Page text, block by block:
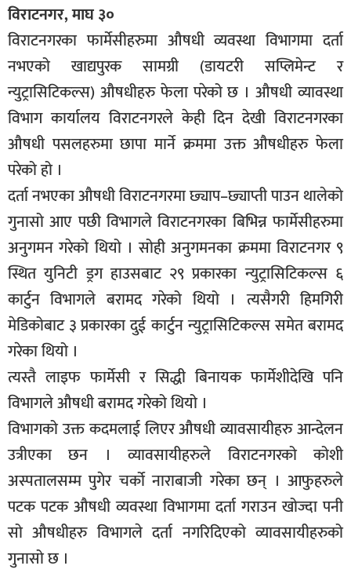
विराटनगर, माघ ३०
विराटनगरका फार्मेसीहरुमा औषधी व्यवस्था विभागमा दर्ता
नभएको खाद्यपुरक सामग्री (डायटरी सप्लिमेन्ट र
न्युट्रासिटिकल्स) औषधीहरु फेला परेको छ । औषधी व्यावस्था
विभाग कार्यालय विराटनगरले केही दिन देखी विराटनगरका
औषधी पसलहरुमा छापा मार्ने क्रममा उक्त औषधीहरु फेला
परेको हो ।
दर्ता नभएका औषधी विराटनगरमा छ्याप–छ्याप्ती पाउन थालेको
गुनासो आए पछी विभागले विराटनगरका बिभिन्न फार्मेसीहरुमा
अनुगमन गरेको थियो । सोही अनुगमनका क्रममा विराटनगर ९
स्थित युनिटी ड्रग हाउसबाट २९ प्रकारका न्युट्रासिटिकल्स ६
कार्टुन विभागले बरामद गरेको थियो । त्यसैगरी हिमगिरी
मेडिकोबाट ३ प्रकारका दुई कार्टुन न्युट्रासिटिकल्स समेत बरामद
गरेका थियो ।
त्यस्तै लाइफ फार्मेसी र सिद्धी बिनायक फार्मेशीदेखि पनि
विभागले औषधी बरामद गरेको थियो ।
विभागको उक्त कदमलाई लिएर औषधी व्यावसायीहरु आन्देलन
उत्रीएका छन । व्यावसायीहरुले विराटनगरको कोशी
अस्पतालसम्म पुगेर चर्को नाराबाजी गरेका छन् । आफुहरुले
पटक पटक औषधी व्यवस्था विभागमा दर्ता गराउन खोज्दा पनी
सो औषधीहरु विभागले दर्ता नगरिदिएको व्यावसायीहरुको
गुनासो छ ।